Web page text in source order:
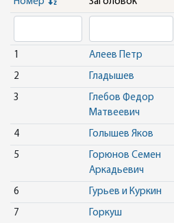
1 Алеев Петр
2 Гладышев
3
Глебов Федор
Матвеевич
4 Голышев Яков
5
Горюнов Семен
Аркадьевич
6 Гурьев и Куркин
7 Горкуш